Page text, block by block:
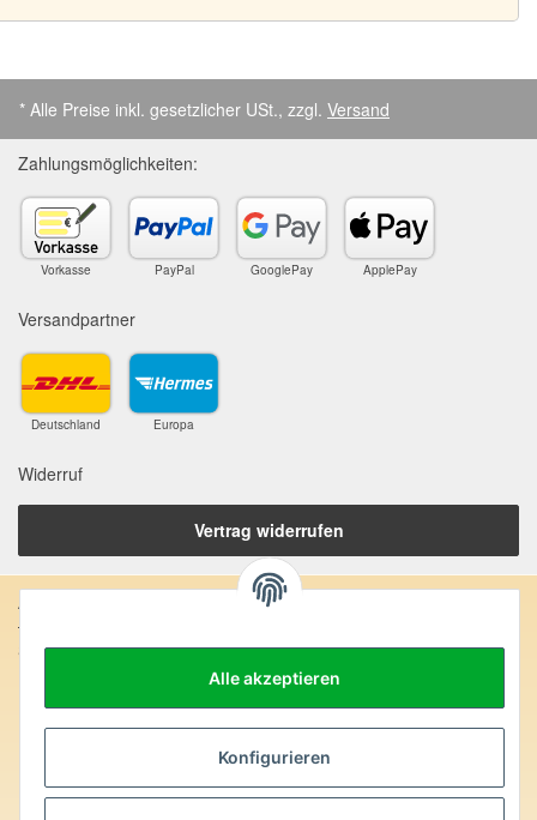
Alle akzeptieren
Konfigurieren
* Alle Preise inkl. gesetzlicher USt., zzgl. Versand
Zahlungsmöglichkeiten:
Vorkasse PayPal GooglePay ApplePay
Versandpartner
Deutschland Europa
Widerruf
Vertrag widerrufen
Anschrift:
SteinZeitOase
D-75391 Gechingen
Edelsteine und Mineralien werden im esoterischen Bereich